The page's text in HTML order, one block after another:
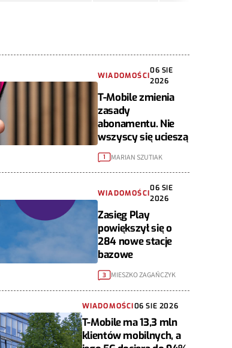
WIADOMOŚCI
06 SIE
2026
T-Mobile zmienia
zasady
abonamentu. Nie
wszyscy się ucieszą
1 MARIAN SZUTIAK
WIADOMOŚCI
06 SIE
2026
Zasięg Play
powiększył się o
284 nowe stacje
bazowe
3 MIESZKO ZAGAŃCZYK
WIADOMOŚCI06 SIE 2026
T-Mobile ma 13,3 mln
klientów mobilnych, a